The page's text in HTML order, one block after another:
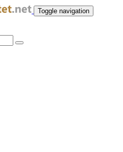
Toggle navigation